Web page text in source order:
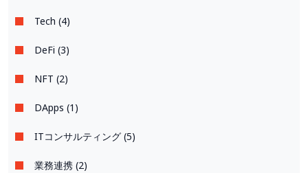
Tech (4)
DeFi (3)
NFT (2)
DApps (1)
ITコンサルティング (5)
業務連携 (2)